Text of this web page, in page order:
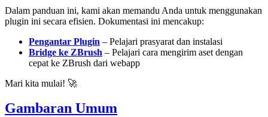
Dalam panduan ini, kami akan memandu Anda untuk menggunakan
plugin ini secara efisien. Dokumentasi ini mencakup:
Pengantar Plugin – Pelajari prasyarat dan instalasi
Bridge ke ZBrush – Pelajari cara mengirim aset dengan
cepat ke ZBrush dari webapp
Mari kita mulai! 🚀
Gambaran Umum